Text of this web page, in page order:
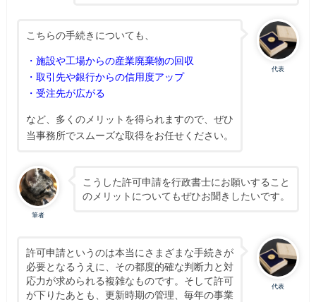
代表
こちらの手続きについても、
・施設や工場からの産業廃棄物の回収
・取引先や銀行からの信用度アップ
・受注先が広がる
など、多くのメリットを得られますので、ぜひ
当事務所でスムーズな取得をお任せください。
筆者
こうした許可申請を行政書士にお願いすること
のメリットについてもぜひお聞きしたいです。
代表
許可申請というのは本当にさまざまな手続きが
必要となるうえに、その都度的確な判断力と対
応力が求められる複雑なものです。そして許可
が下りたあとも、更新時期の管理、毎年の事業